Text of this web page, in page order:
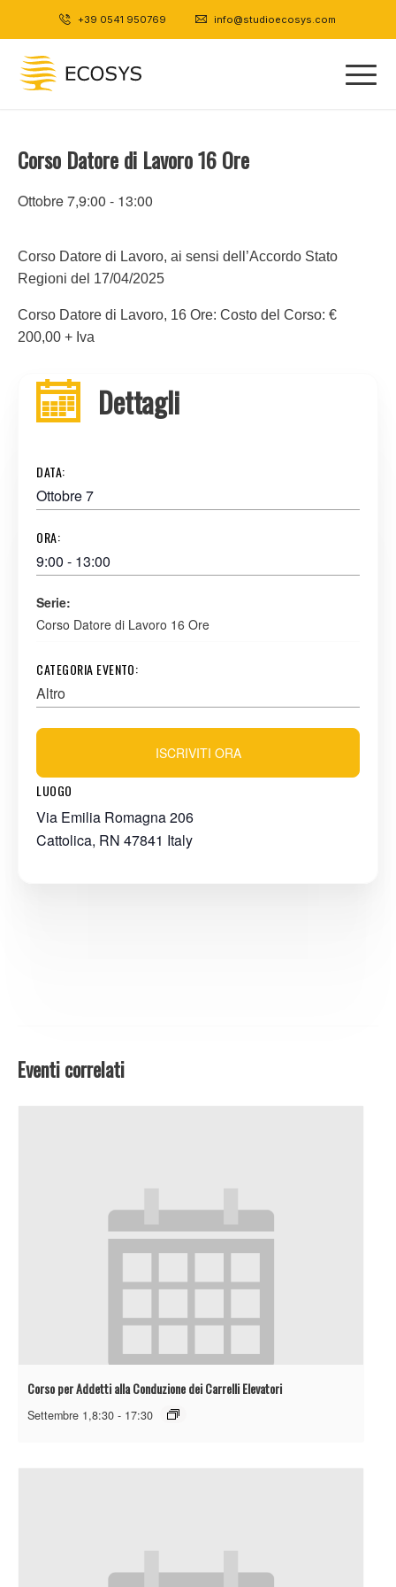
+39 0541 950769 info@studioecosys.com
Corso Datore di Lavoro 16 Ore
Ottobre 7,9:00 - 13:00
Corso Datore di Lavoro, ai sensi dell’Accordo Stato
Regioni del 17/04/2025
Corso Datore di Lavoro, 16 Ore: Costo del Corso: €
200,00 + Iva
Dettagli
DATA:
Ottobre 7
ORA:
9:00 - 13:00
Serie:
Corso Datore di Lavoro 16 Ore
CATEGORIA EVENTO:
Altro
LUOGO
Via Emilia Romagna 206
Cattolica, RN 47841 Italy
ISCRIVITI ORA
Eventi correlati
Corso per Addetti alla Conduzione dei Carrelli Elevatori
Settembre 1,8:30 - 17:30